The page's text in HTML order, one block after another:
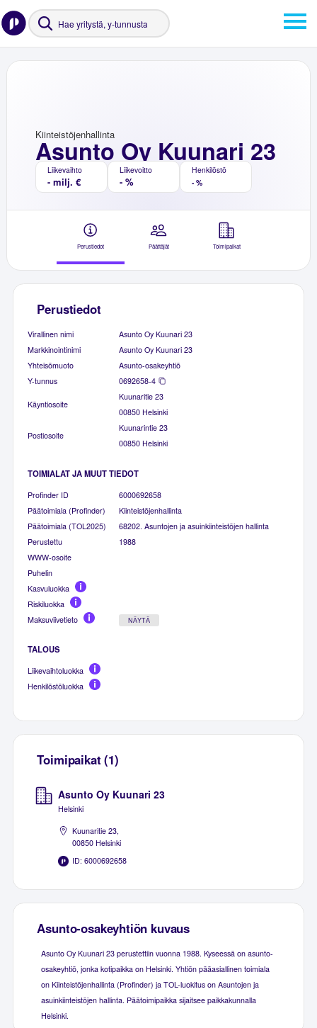
Asunto Oy Kuunari 23
Kiinteistöjenhallinta
Liikevaihto
- milj. €
Liikevoitto
- %
Henkilöstö
- %
Perustiedot Päättäjät Toimipaikat
Perustiedot
Virallinen nimi
Asunto Oy Kuunari 23
Markkinointinimi
Asunto Oy Kuunari 23
Yhteisömuoto
Asunto-osakeyhtiö
Y-tunnus
0692658-4
Käyntiosoite
Kuunaritie 23
00850 Helsinki
Postiosoite
Kuunarintie 23
00850 Helsinki
TOIMIALAT JA MUUT TIEDOT
Profinder ID
6000692658
Päätoimiala (Profinder)
Kiinteistöjenhallinta
Päätoimiala (TOL2025)
68202. Asuntojen ja asuinkiinteistöjen hallinta
Perustettu
1988
WWW-osoite
Puhelin
Kasvuluokka
Riskiluokka
Maksuviivetieto
NÄYTÄ
TALOUS
Liikevaihtoluokka
Henkilöstöluokka
Toimipaikat (1)
Asunto Oy Kuunari 23
Helsinki
Kuunaritie 23,
00850 Helsinki
ID: 6000692658
Asunto-osakeyhtiön kuvaus
Asunto Oy Kuunari 23 perustettiin vuonna 1988. Kyseessä on asunto-
osakeyhtiö, jonka kotipaikka on Helsinki. Yhtiön pääasiallinen toimiala
on Kiinteistöjenhallinta (Profinder) ja TOL-luokitus on Asuntojen ja
asuinkiinteistöjen hallinta. Päätoimipaikka sijaitsee paikkakunnalla
Helsinki.